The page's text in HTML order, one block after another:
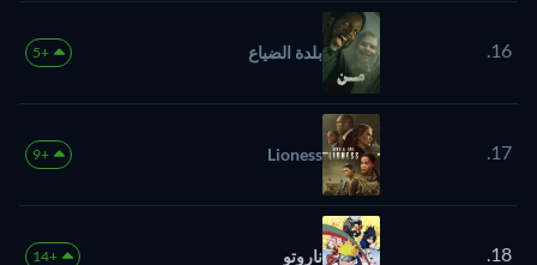
16. بلدة الضياع +5
17.
Lioness
+9
18. ناروتو +14